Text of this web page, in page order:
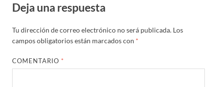
Deja una respuesta
Tu dirección de correo electrónico no será publicada. Los
campos obligatorios están marcados con *
COMENTARIO *